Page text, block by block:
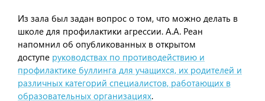
Из зала был задан вопрос о том, что можно делать в
школе для профилактики агрессии. А.А. Реан
напомнил об опубликованных в открытом
доступе руководствах по противодействию и
профилактике буллинга для учащихся, их родителей и
различных категорий специалистов, работающих в
образовательных организациях.